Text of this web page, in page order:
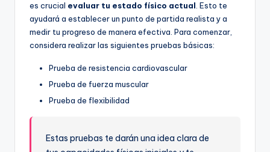
es crucial evaluar tu estado físico actual . Esto te
ayudará a establecer un punto de partida realista y a
medir tu progreso de manera efectiva. Para comenzar,
considera realizar las siguientes pruebas básicas:
Prueba de resistencia cardiovascular
Prueba de fuerza muscular
Prueba de flexibilidad
Estas pruebas te darán una idea clara de